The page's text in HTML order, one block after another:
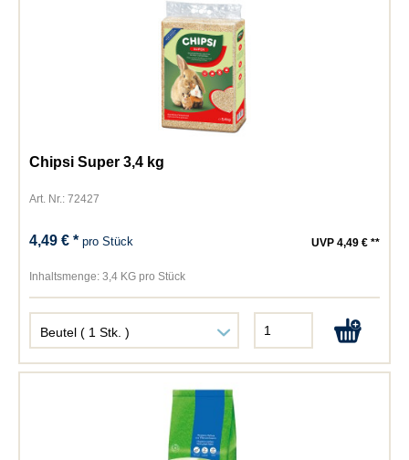
Chipsi Super 3,4 kg
Art. Nr.: 72427
4,49 € *pro Stück UVP 4,49 € **
Inhaltsmenge: 3,4 KG pro Stück